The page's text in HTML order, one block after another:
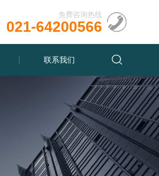
免费咨询热线
021-64200566
联系我们